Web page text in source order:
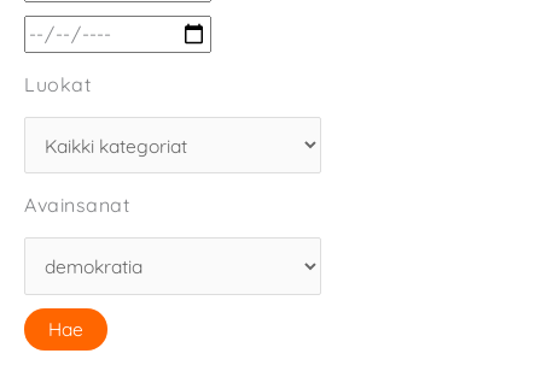
Luokat
Avainsanat